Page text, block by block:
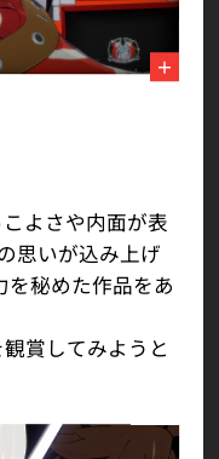
よさや内面が表
思いが込み上げ
を秘めた作品をあ
賞してみようと